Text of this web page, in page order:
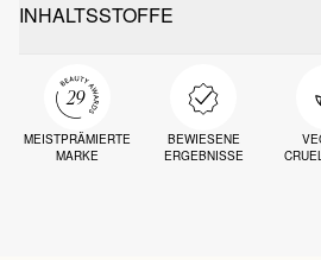
INHALTSSTOFFE
MEISTPRÄMIERTE
MARKE
BEWIESENE
ERGEBNISSE